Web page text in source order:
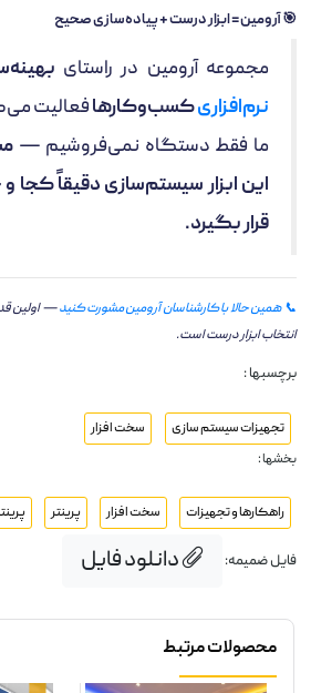
🎯 آرومین = ابزار درست + پیاده‌سازی صحیح
مجموعه آرومین در راستای
نرم‌افزاریکسب‌وکارهافعالیت
ما فقط دستگاه نمی‌فروشیم —
این ابزار سیستم‌سازی دقیقاً کجا
قرار بگیرد.
📞 همین حالا با کارشناسان آرومین مشورت کنید— اولین
انتخاب ابزار درست است.
برچسبها :
تجهیزات سیستم سازی
سخت افزار
بخشها :
راهکارها و تجهیزات سخت افزار پرینتر
فایل ضمیمه: دانلود فایل
محصولات مرتبط